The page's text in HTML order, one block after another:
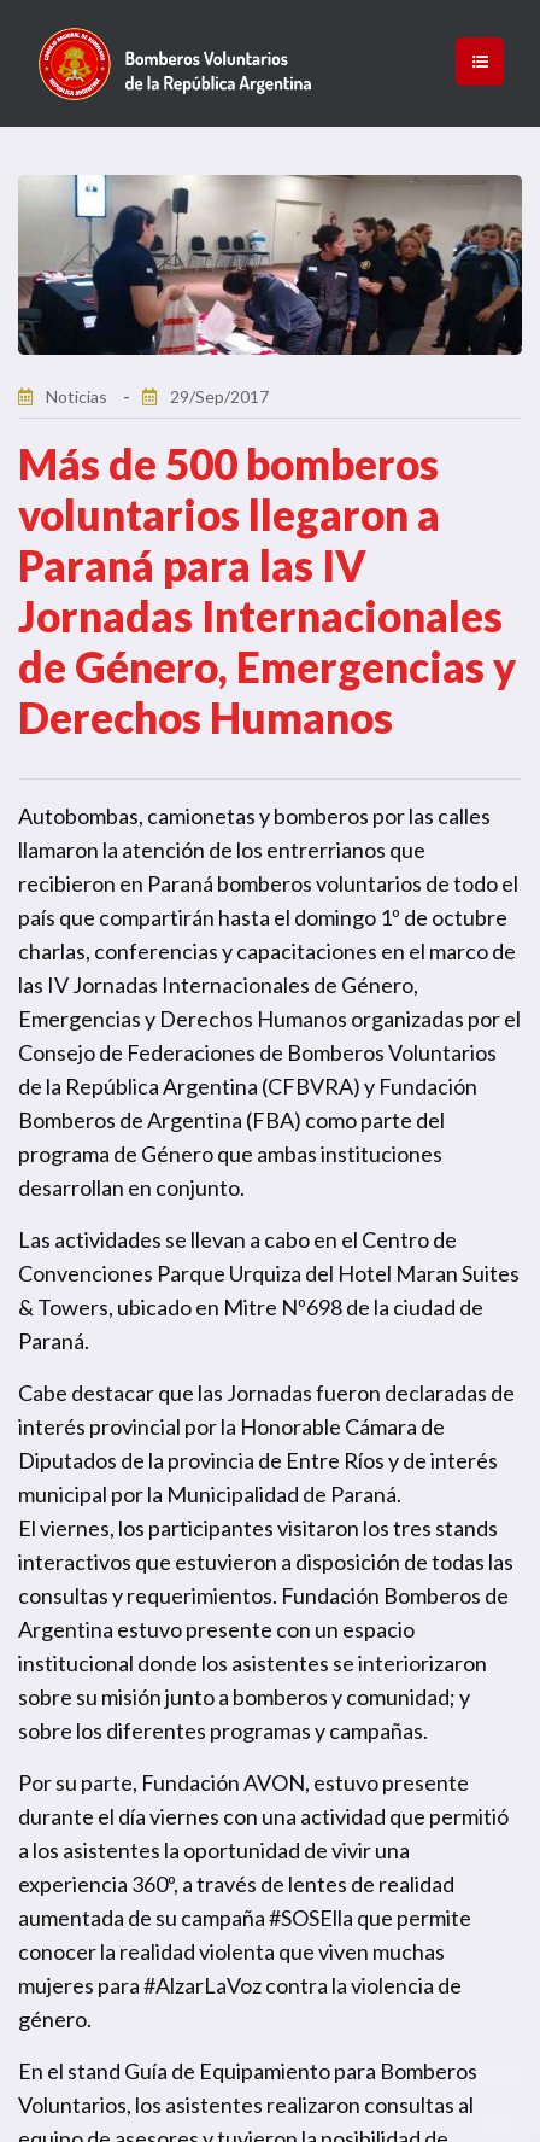
Noticias 29/Sep/2017
Más de 500 bomberos
voluntarios llegaron a
Paraná para las IV
Jornadas Internacionales
de Género, Emergencias y
Derechos Humanos
Autobombas, camionetas y bomberos por las calles
llamaron la atención de los entrerrianos que
recibieron en Paraná bomberos voluntarios de todo el
país que compartirán hasta el domingo 1º de octubre
charlas, conferencias y capacitaciones en el marco de
las IV Jornadas Internacionales de Género,
Emergencias y Derechos Humanos organizadas por el
Consejo de Federaciones de Bomberos Voluntarios
de la República Argentina (CFBVRA) y Fundación
Bomberos de Argentina (FBA) como parte del
programa de Género que ambas instituciones
desarrollan en conjunto.
Las actividades se llevan a cabo en el Centro de
Convenciones Parque Urquiza del Hotel Maran Suites
& Towers, ubicado en Mitre Nº698 de la ciudad de
Paraná.
Cabe destacar que las Jornadas fueron declaradas de
interés provincial por la Honorable Cámara de
Diputados de la provincia de Entre Ríos y de interés
municipal por la Municipalidad de Paraná.
El viernes, los participantes visitaron los tres stands
interactivos que estuvieron a disposición de todas las
consultas y requerimientos. Fundación Bomberos de
Argentina estuvo presente con un espacio
institucional donde los asistentes se interiorizaron
sobre su misión junto a bomberos y comunidad; y
sobre los diferentes programas y campañas.
Por su parte, Fundación AVON, estuvo presente
durante el día viernes con una actividad que permitió
a los asistentes la oportunidad de vivir una
experiencia 360º, a través de lentes de realidad
aumentada de su campaña #SOSElla que permite
conocer la realidad violenta que viven muchas
mujeres para #AlzarLaVoz contra la violencia de
género.
En el stand Guía de Equipamiento para Bomberos
Voluntarios, los asistentes realizaron consultas al